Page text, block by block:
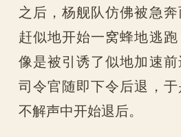
之后，杨舰队仿佛被急
赶似地开始一窝蜂地逃
像是被引诱了似地加速
司令官随即下令后退，
不解声中开始退后。